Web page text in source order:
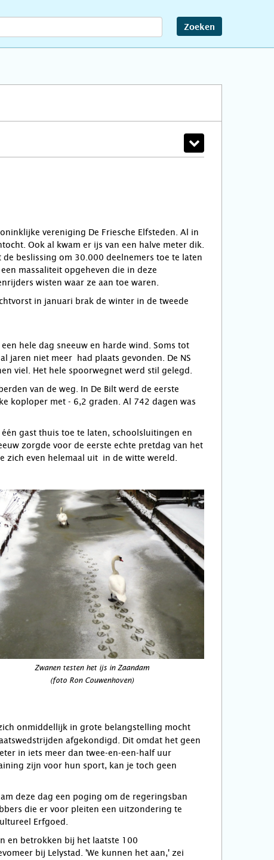
Zoeken
vereniging De Friesche Elfsteden. Al in
Ook al kwam er ijs van een halve meter dik.
beslissing om 30.000 deelnemers toe te laten
massaliteit opgeheven die in deze
wisten waar ze aan toe waren.
in januari brak de winter in de tweede
hele dag sneeuw en harde wind. Soms tot
jaren niet meer had plaats gevonden. De NS
viel. Het hele spoorwegnet werd stil gelegd.
van de weg. In De Bilt werd de eerste
koploper met - 6,2 graden. Al 742 dagen was
gast thuis toe te laten, schoolsluitingen en
zorgde voor de eerste echte pretdag van het
zich even helemaal uit in de witte wereld.
Zwanen testen het ijs in Zaandam
(foto Ron Couwenhoven)
onmiddellijk in grote belangstelling mocht
afgekondigd. Dit omdat het geen
in iets meer dan twee-en-een-half uur
zijn voor hun sport, kan je toch geen
deze dag een poging om de regeringsban
die er voor pleiten een uitzondering te
Erfgoed.
en betrokken bij het laatste 100
bij Lelystad. 'We kunnen het aan,' zei